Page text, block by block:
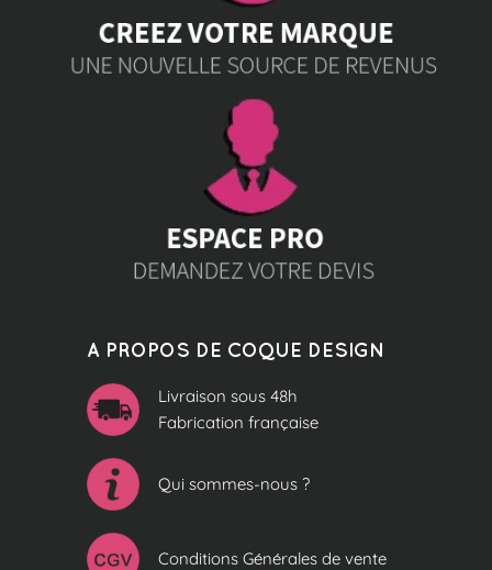
A PROPOS DE COQUE DESIGN
Livraison sous 48h
Fabrication française
Qui sommes-nous ?
Conditions Générales de vente